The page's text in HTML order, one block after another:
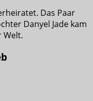
Das Paar
Danyel Jade kam
Welt.